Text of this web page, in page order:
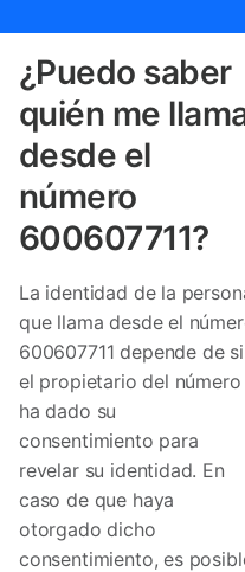
¿Puedo saber
quién me
desde el
número
600607711?
La identidad de la
que llama desde el
600607711 depende de si
el propietario del número
ha dado su
consentimiento para
revelar su identidad. En
caso de que haya
otorgado dicho
consentimiento, es